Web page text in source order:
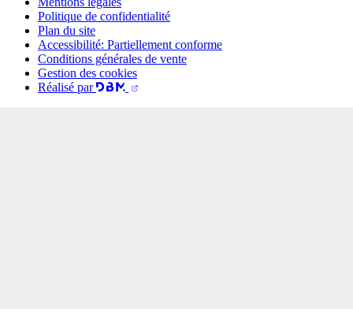
Politique de confidentialité
Plan du site
Accessibilité: Partiellement conforme
Conditions générales de vente
Gestion des cookies
Réalisé par